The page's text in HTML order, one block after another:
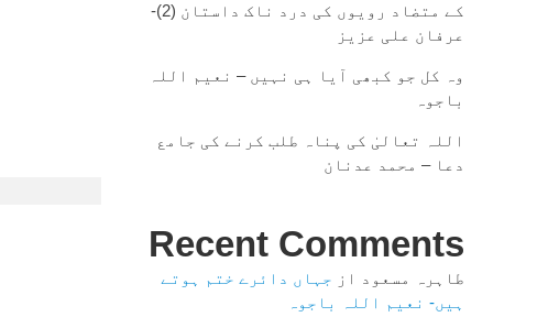
کے متضاد رویوں کی درد ناک داستان (2)-
عرفان علی عزیز
وہ کل جو کبھی آیا ہی نہیں – نعیم اللہ
باجوہ
اللہ تعالیٰ کی پناہ طلب کرنے کی جامع
دعا – محمد عدنان
Recent Comments
طاہرہ مسعود از جہاں دائرے ختم ہوتے
ہیں- نعیم اللہ باجوہ